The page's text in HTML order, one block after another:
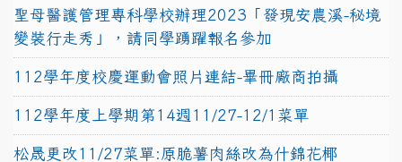
聖母醫護管理專科學校辦理2023「發現安農溪-秘境
變裝行走秀」，請同學踴躍報名參加
112學年度校慶運動會照片連結-畢冊廠商拍攝
112學年度上學期第14週11/27-12/1菜單
松晟更改11/27菜單:原脆薯肉絲改為什錦花椰